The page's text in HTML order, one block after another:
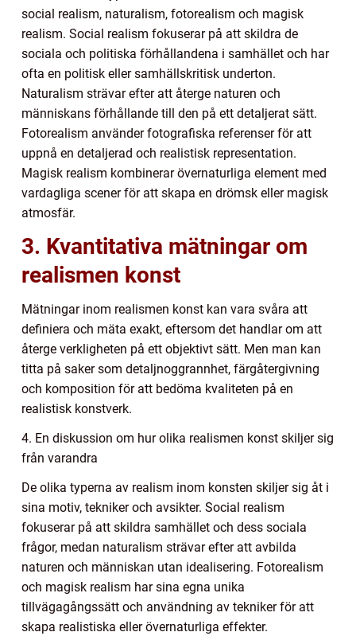
social realism, naturalism, fotorealism och magisk
realism. Social realism fokuserar på att skildra de
sociala och politiska förhållandena i samhället och har
ofta en politisk eller samhällskritisk underton.
Naturalism strävar efter att återge naturen och
människans förhållande till den på ett detaljerat sätt.
Fotorealism använder fotografiska referenser för att
uppnå en detaljerad och realistisk representation.
Magisk realism kombinerar övernaturliga element med
vardagliga scener för att skapa en drömsk eller magisk
atmosfär.
3. Kvantitativa mätningar om
realismen konst
Mätningar inom realismen konst kan vara svåra att
definiera och mäta exakt, eftersom det handlar om att
återge verkligheten på ett objektivt sätt. Men man kan
titta på saker som detaljnoggrannhet, färgåtergivning
och komposition för att bedöma kvaliteten på en
realistisk konstverk.
4. En diskussion om hur olika realismen konst skiljer sig
från varandra
De olika typerna av realism inom konsten skiljer sig åt i
sina motiv, tekniker och avsikter. Social realism
fokuserar på att skildra samhället och dess sociala
frågor, medan naturalism strävar efter att avbilda
naturen och människan utan idealisering. Fotorealism
och magisk realism har sina egna unika
tillvägagångssätt och användning av tekniker för att
skapa realistiska eller övernaturliga effekter.